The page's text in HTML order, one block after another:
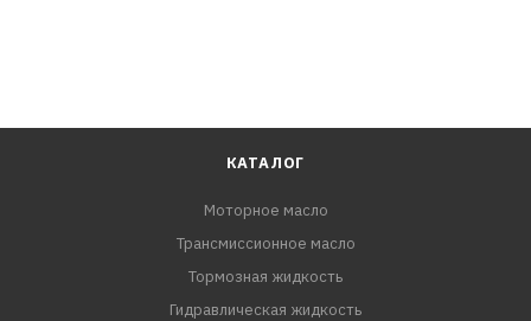
КАТАЛОГ
Моторное масло
Трансмиссионное масло
Тормозная жидкость
Гидравлическая жидкость